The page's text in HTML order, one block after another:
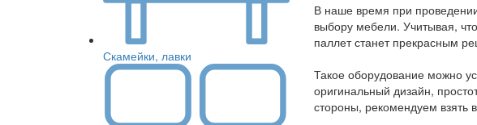
Скамейки, лавки
В наше время при
выбору мебели. Учитывая,
паллет станет прекрасным
Такое оборудование можно
оригинальный дизайн,
стороны, рекомендуем взять